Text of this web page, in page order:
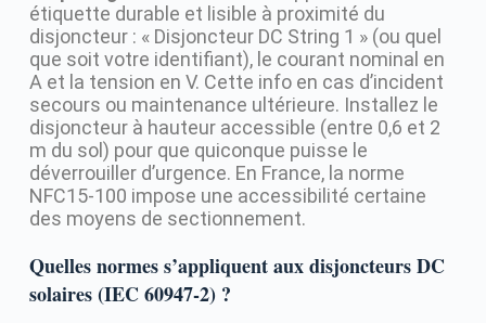
étiquette durable et lisible à proximité du
disjoncteur : « Disjoncteur DC String 1 » (ou quel
que soit votre identifiant), le courant nominal en
A et la tension en V. Cette info en cas d’incident
secours ou maintenance ultérieure. Installez le
disjoncteur à hauteur accessible (entre 0,6 et 2
m du sol) pour que quiconque puisse le
déverrouiller d’urgence. En France, la norme
NFC15-100 impose une accessibilité certaine
des moyens de sectionnement.
Quelles normes s’appliquent aux disjoncteurs DC
solaires (IEC 60947-2) ?